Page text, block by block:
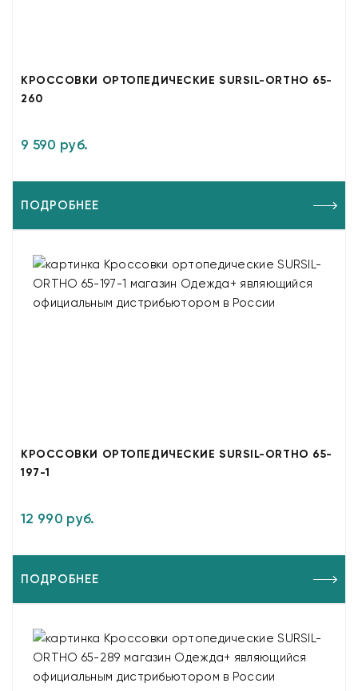
КРОССОВКИ ОРТОПЕДИЧЕСКИЕ SURSIL-ORTHO 65-
260
9 590 руб.
ПОДРОБНЕЕ
КРОССОВКИ ОРТОПЕДИЧЕСКИЕ SURSIL-ORTHO 65-
197-1
12 990 руб.
ПОДРОБНЕЕ